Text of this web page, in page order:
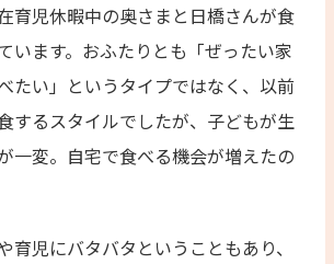
育児休暇中の奥さまと日橋さんが食
います。おふたりとも「ぜったい家
たい」というタイプではなく、以前
するスタイルでしたが、子どもが生
一変。自宅で食べる機会が増えたの
育児にバタバタということもあり、